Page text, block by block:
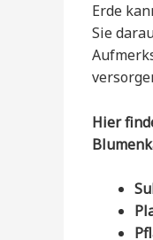
Erde
Sie
Hier